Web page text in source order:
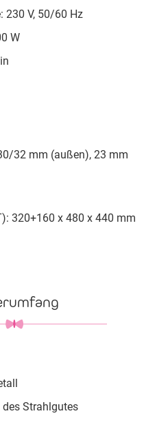
230 V, 50/60 Hz
W
32 mm (außen), 23 mm
320+160 x 480 x 440 mm
Strahlgutes